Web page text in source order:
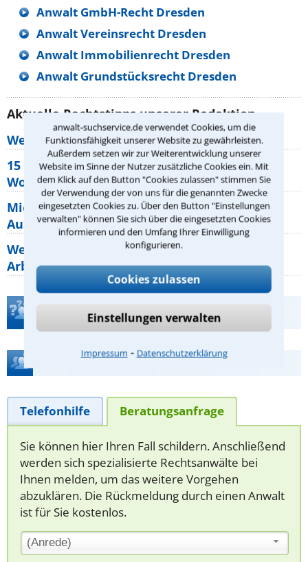
anwalt-suchservice.de verwendet Cookies, um die
Funktionsfähigkeit unserer Website zu gewährleisten.
Außerdem setzen wir zur Weiterentwicklung unserer
Website im Sinne der Nutzer zusätzliche Cookies ein. Mit
dem Klick auf den Button "Cookies zulassen" stimmen Sie
der Verwendung der von uns für die genannten Zwecke
eingesetzten Cookies zu. Über den Button "Einstellungen
verwalten" können Sie sich über die eingesetzten Cookies
informieren und den Umfang Ihrer Einwilligung
konfigurieren.
Cookies zulassen
Einstellungen verwalten
Impressum ⁃ Datenschutzerklärung
Anwalt GmbH-Recht Dresden
Anwalt Vereinsrecht Dresden
Anwalt Immobilienrecht Dresden
Anwalt Grundstücksrecht Dresden
Aktuelle Rechtstipps unserer Redaktion
Wer muss Zweitwohnungssteuer zahlen?
15 elementare Rechte, die jeder
Wohnungseigentümer kennen sollte
Mietpreisbremse 2026: Alle Regeln,
Ausnahmen und Rechte für Mieter
Welche Regeln für Teilnahme, Urlaub,
Arbeitszeit gelten beim
Teste Dein Rechtswissen
Hilfe bei Ihrer Anwaltsuche?
Telefonhilfe Beratungsanfrage
Sie können hier Ihren Fall schildern. Anschließend
werden sich spezialisierte Rechtsanwälte bei
Ihnen melden, um das weitere Vorgehen
abzuklären. Die Rückmeldung durch einen Anwalt
ist für Sie kostenlos.
(Anrede)